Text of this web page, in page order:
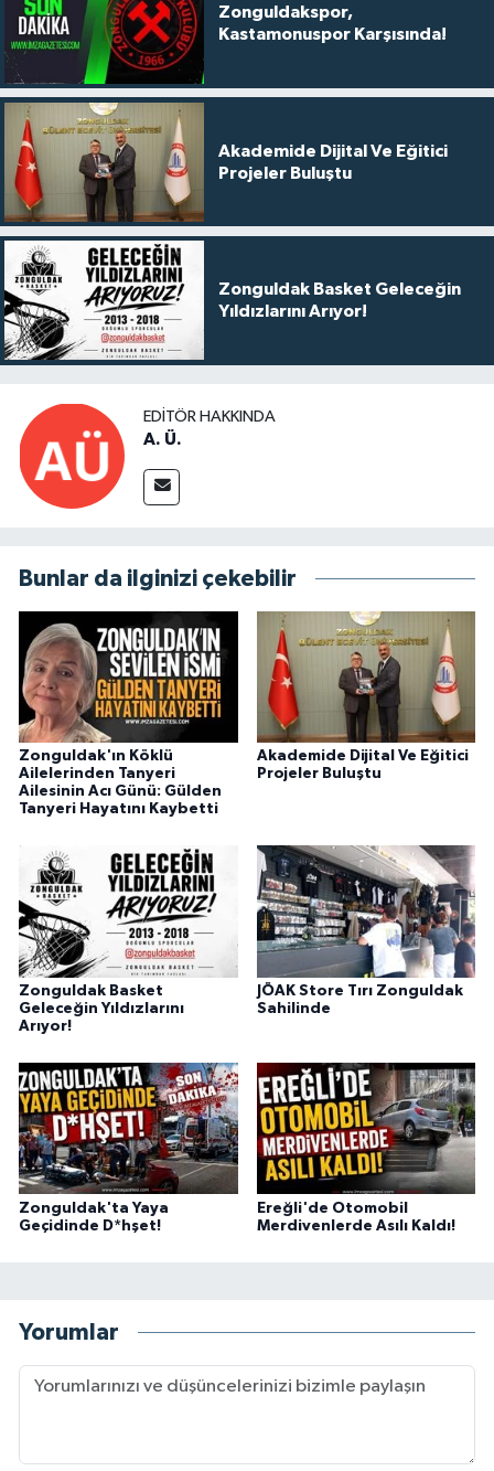
Zonguldakspor,
Kastamonuspor Karşısında!
Akademide Dijital Ve Eğitici
Projeler Buluştu
Zonguldak Basket Geleceğin
Yıldızlarını Arıyor!
EDITÖR HAKKINDA
A. Ü.
Bunlar da ilginizi çekebilir
Zonguldak'ın Köklü
Ailelerinden Tanyeri
Ailesinin Acı Günü: Gülden
Tanyeri Hayatını Kaybetti
Akademide Dijital Ve Eğitici
Projeler Buluştu
Zonguldak Basket
Geleceğin Yıldızlarını
Arıyor!
JÖAK Store Tırı Zonguldak
Sahilinde
Zonguldak'ta Yaya
Geçidinde D*hşet!
Ereğli'de Otomobil
Merdivenlerde Asılı Kaldı!
Yorumlar